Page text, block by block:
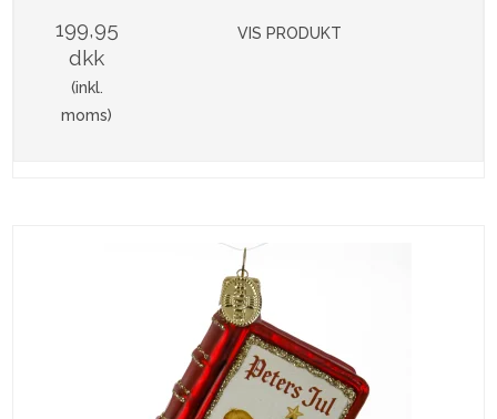
199,95
dkk
(inkl.
moms)
VIS PRODUKT